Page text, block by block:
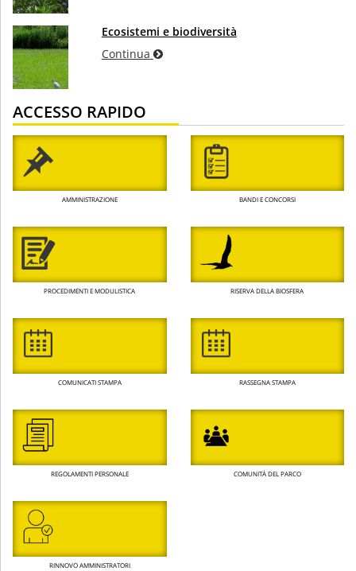
Ecosistemi e biodiversità
Continua
ACCESSO RAPIDO
AMMINISTRAZIONE BANDI E CONCORSI
PROCEDIMENTI E MODULISTICA RISERVA DELLA BIOSFERA
COMUNICATI STAMPA RASSEGNA STAMPA
REGOLAMENTI PERSONALE COMUNITÀ DEL PARCO
RINNOVO AMMINISTRATORI